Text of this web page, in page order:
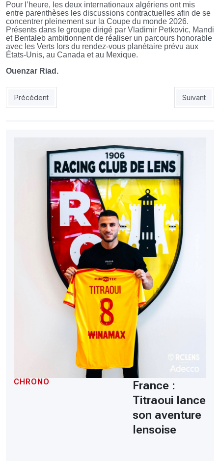
Pour l’heure, les deux internationaux algériens ont mis
entre parenthèses les discussions contractuelles afin de se
concentrer pleinement sur la Coupe du monde 2026.
Présents dans le groupe dirigé par Vladimir Petkovic, Mandi
et Bentaleb ambitionnent de réaliser un parcours honorable
avec les Verts lors du rendez-vous planétaire prévu aux
États-Unis, au Canada et au Mexique.
Ouenzar Riad.
Article précédent : Transferts : un cador turc passe à l’action
Précédent Article
Suivant
CHRONO
France :
Titraoui lance
son aventure
lensoise